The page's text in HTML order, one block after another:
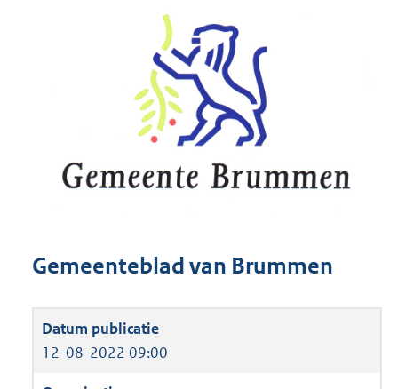
Gemeenteblad van Brummen
12-08-2022 09:00